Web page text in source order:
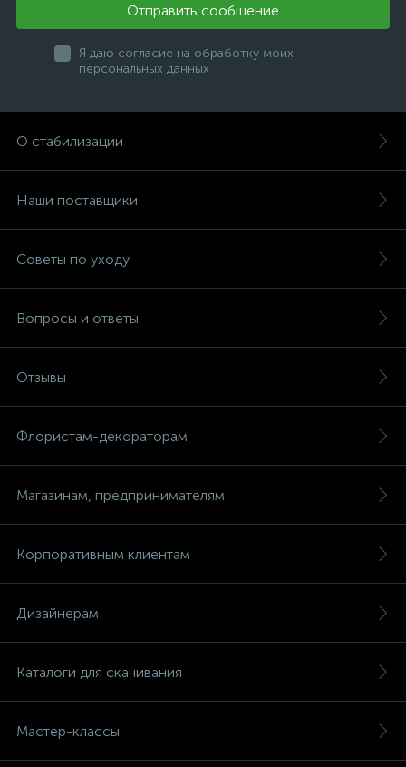
Отправить сообщение
Я даю согласие на обработку моих
персональных данных
О стабилизации
Наши поставщики
Советы по уходу
Вопросы и ответы
Отзывы
Флористам-декораторам
Магазинам, предпринимателям
Корпоративным клиентам
Дизайнерам
Каталоги для скачивания
Мастер-классы